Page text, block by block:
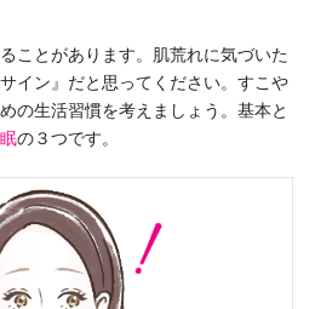
ことがあります。肌荒れに気づいた
イン』だと思ってください。すこや
の生活習慣を考えましょう。基本と
の３つです。